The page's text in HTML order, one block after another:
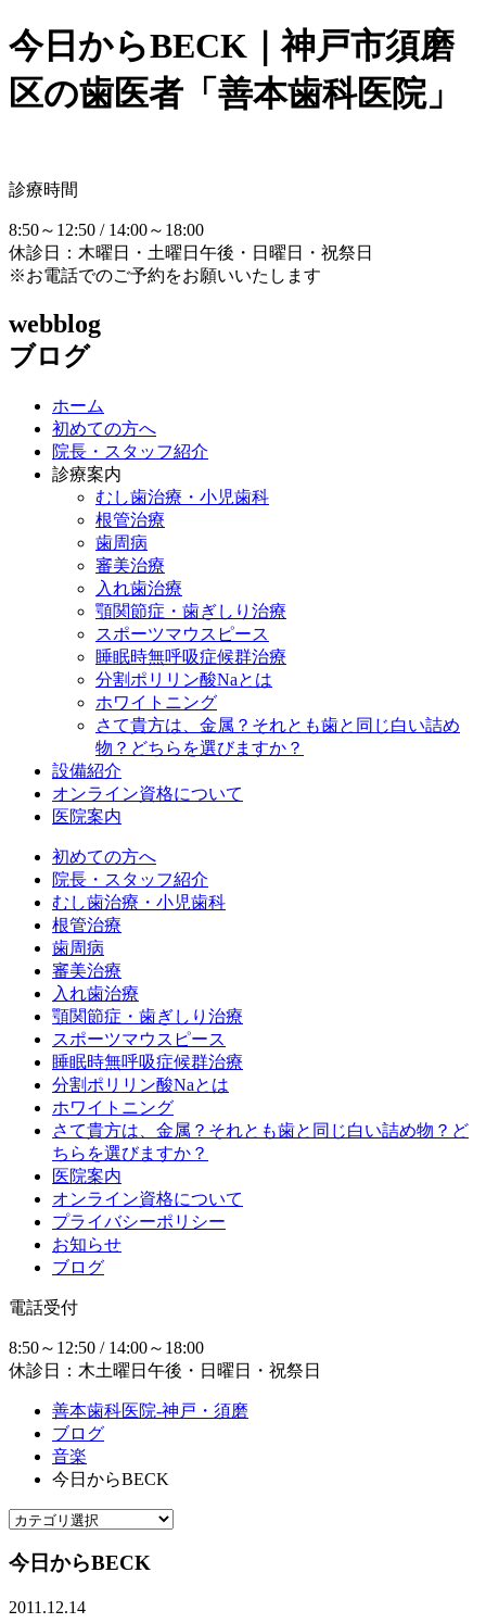
今日からBECK｜神戸市須磨
区の歯医者「善本歯科医院」
診療時間
8:50～12:50 / 14:00～18:00
休診日：木曜日・土曜日午後・日曜日・祝祭日
※お電話でのご予約をお願いいたします
webblog
ブログ
ホーム
初めての方へ
院長・スタッフ紹介
診療案内
むし歯治療・小児歯科
根管治療
歯周病
審美治療
入れ歯治療
顎関節症・歯ぎしり治療
スポーツマウスピース
睡眠時無呼吸症候群治療
分割ポリリン酸Naとは
ホワイトニング
さて貴方は、金属？それとも歯と同じ白い詰め
物？どちらを選びますか？
設備紹介
オンライン資格について
医院案内
初めての方へ
院長・スタッフ紹介
むし歯治療・小児歯科
根管治療
歯周病
審美治療
入れ歯治療
顎関節症・歯ぎしり治療
スポーツマウスピース
睡眠時無呼吸症候群治療
分割ポリリン酸Naとは
ホワイトニング
さて貴方は、金属？それとも歯と同じ白い詰め物？ど
ちらを選びますか？
医院案内
オンライン資格について
プライバシーポリシー
お知らせ
ブログ
電話受付
8:50～12:50 / 14:00～18:00
休診日：木土曜日午後・日曜日・祝祭日
善本歯科医院-神戸・須磨
ブログ
音楽
今日からBECK
今日からBECK
2011.12.14